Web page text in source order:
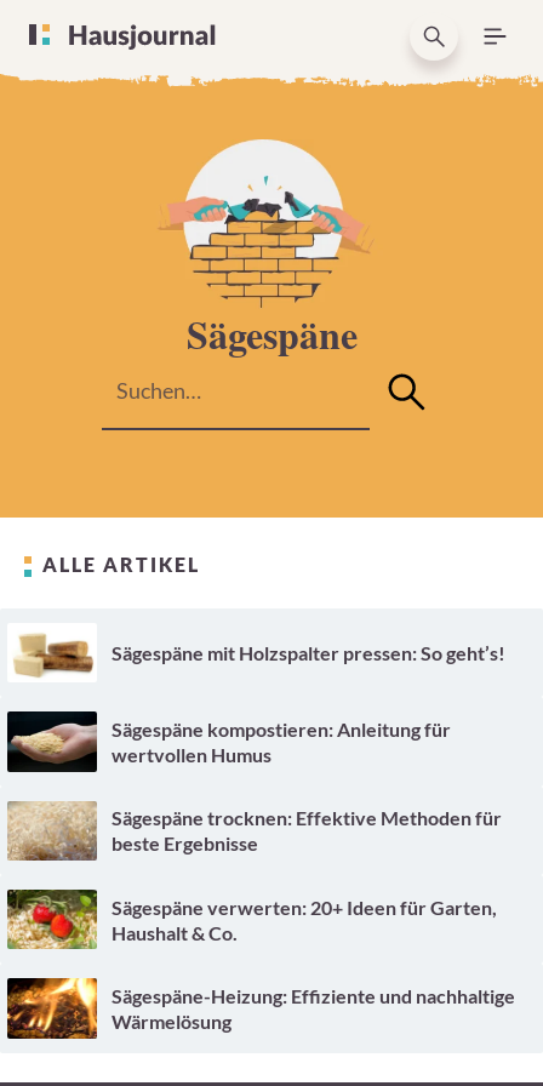
Sägespäne
ALLE ARTIKEL
Sägespäne mit Holzspalter pressen: So geht’s!
Sägespäne kompostieren: Anleitung für
wertvollen Humus
Sägespäne trocknen: Effektive Methoden für
beste Ergebnisse
Sägespäne verwerten: 20+ Ideen für Garten,
Haushalt & Co.
Sägespäne-Heizung: Effiziente und nachhaltige
Wärmelösung